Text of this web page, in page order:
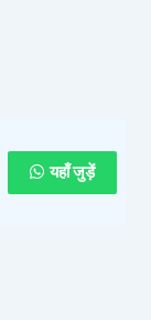
यहाँ जुड़ें